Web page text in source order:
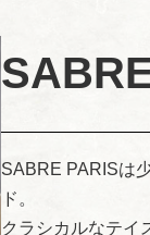
SABRE PARISは
ド。
クラシカルなテイ